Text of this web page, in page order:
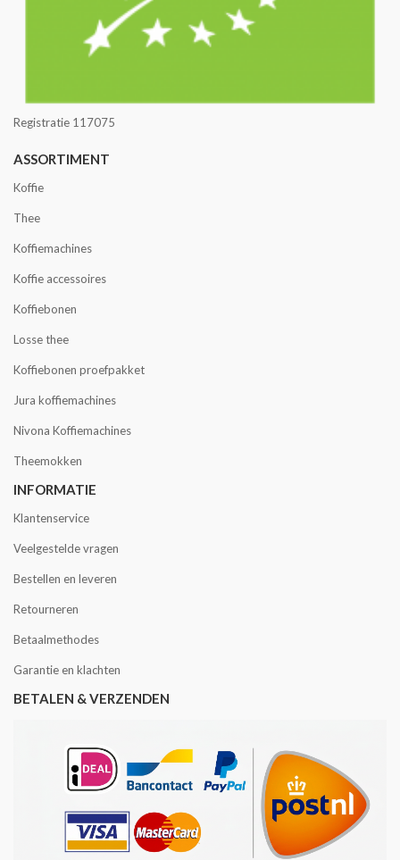
Registratie 117075
ASSORTIMENT
Koffie
Thee
Koffiemachines
Koffie accessoires
Koffiebonen
Losse thee
Koffiebonen proefpakket
Jura koffiemachines
Nivona Koffiemachines
Theemokken
INFORMATIE
Klantenservice
Veelgestelde vragen
Bestellen en leveren
Retourneren
Betaalmethodes
Garantie en klachten
BETALEN & VERZENDEN